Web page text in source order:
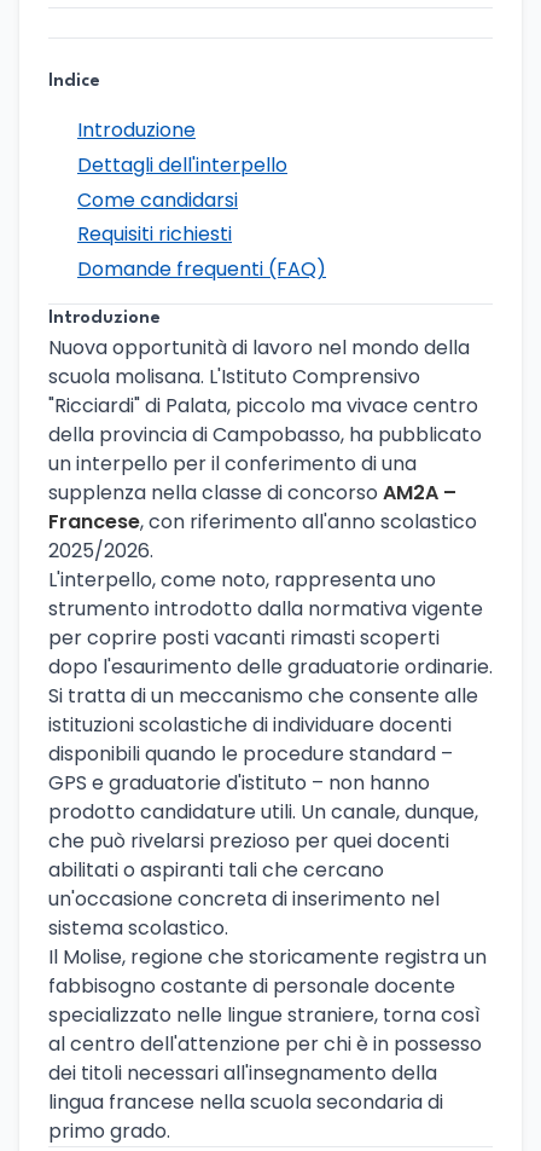
Indice
Introduzione
Dettagli dell'interpello
Come candidarsi
Requisiti richiesti
Domande frequenti (FAQ)
Introduzione
Nuova opportunità di lavoro nel mondo della
scuola molisana. L'Istituto Comprensivo
"Ricciardi" di Palata, piccolo ma vivace centro
della provincia di Campobasso, ha pubblicato
un interpello per il conferimento di una
supplenza nella classe di concorso AM2A –
Francese, con riferimento all'anno scolastico
2025/2026.
L'interpello, come noto, rappresenta uno
strumento introdotto dalla normativa vigente
per coprire posti vacanti rimasti scoperti
dopo l'esaurimento delle graduatorie ordinarie.
Si tratta di un meccanismo che consente alle
istituzioni scolastiche di individuare docenti
disponibili quando le procedure standard –
GPS e graduatorie d'istituto – non hanno
prodotto candidature utili. Un canale, dunque,
che può rivelarsi prezioso per quei docenti
abilitati o aspiranti tali che cercano
un'occasione concreta di inserimento nel
sistema scolastico.
Il Molise, regione che storicamente registra un
fabbisogno costante di personale docente
specializzato nelle lingue straniere, torna così
al centro dell'attenzione per chi è in possesso
dei titoli necessari all'insegnamento della
lingua francese nella scuola secondaria di
primo grado.